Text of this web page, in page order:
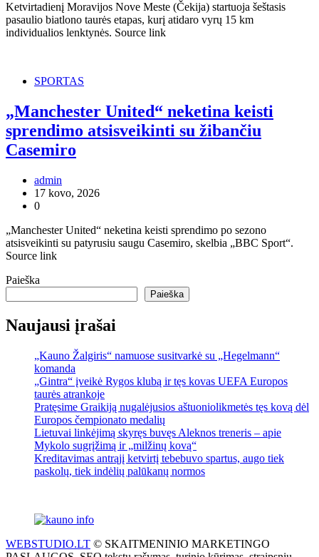
Ketvirtadienį Moravijos Nove Meste (Čekija) startuoja šeštasis
pasaulio biatlono taurės etapas, kurį atidaro vyrų 15 km
individualios lenktynės. Source link
SPORTAS
„Manchester United“ neketina keisti
sprendimo atsisveikinti su žibančiu
Casemiro
admin
17 kovo, 2026
0
„Manchester United“ neketina keisti sprendimo po sezono
atsisveikinti su patyrusiu saugu Casemiro, skelbia „BBC Sport“.
Source link
Paieška
Paieška
Naujausi įrašai
„Kauno Žalgiris“ namuose susitvarkė su „Hegelmann“
komanda
„Gintra“ įveikė Rygos klubą ir tęs kovas UEFA Europos
taurės atrankoje
Pratęsime Graikiją nugalėjusios aštuoniolikmetės tęs kovą dėl
Europos čempionato medalių
Lietuvai linkėjimą skyręs buvęs Aleknos treneris – apie
Mykolo sugrįžimą ir „milžinų kovą“
Kreditavimas antrąjį ketvirtį tebebuvo spartus, augo tiek
paskolų, tiek indėlių palūkanų normos
WEBSTUDIO.LT © SKAITMENINIO MARKETINGO